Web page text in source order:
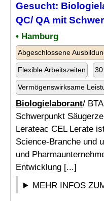
Gesucht:
QC/ QA mit
• Hamburg
Abgeschlossene
Flexible Arbeitszeiten
Vermögenswirksame
Biologielaborant/
Schwerpunkt
Lerateac CEL Lerate
Science-Branche und
und
Entwicklung [...]
MEHR INFOS